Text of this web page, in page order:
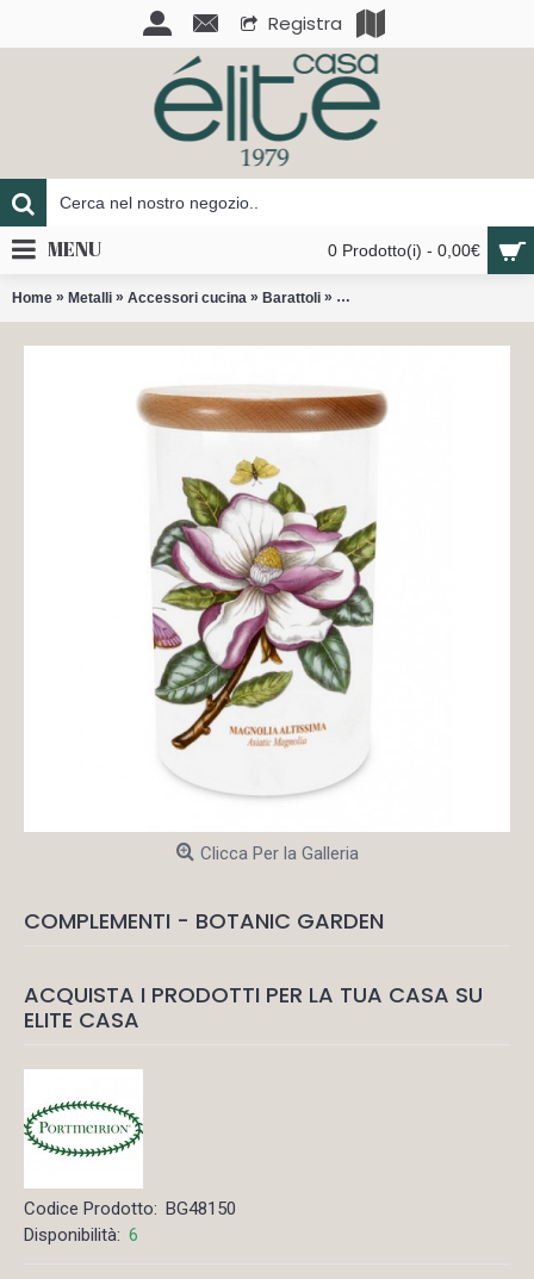
Registra
0 Prodotto(i) - 0,00€
MENU
Home » Metalli » Accessori cucina » Barattoli » Botanic Garden Barattolo da
Clicca Per la Galleria
COMPLEMENTI - BOTANIC GARDEN
ACQUISTA I PRODOTTI PER LA TUA CASA SU
ELITE CASA
Codice Prodotto: BG48150
Disponibilità: 6